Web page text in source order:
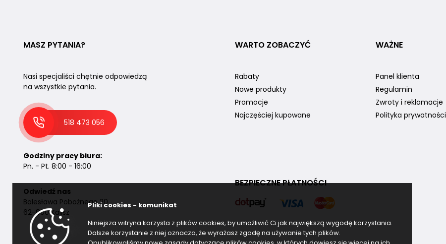
Pliki cookies - komunikat
Niniejsza witryna korzysta z plików cookies, by umożliwić Ci jak największą wygodę korzystania.
Dalsze korzystanie z niej oznacza, że wyrażasz zgodę na używanie tych plików.
MASZ PYTANIA?
Nasi specjaliści chętnie odpowiedzą
na wszystkie pytania.
518 473 056
Godziny pracy biura:
Pn. - Pt. 8:00 - 16:00
Odwiedź nas
Bolesława Pobożnego 20
62-800 Kalisz
WARTO ZOBACZYĆ
Rabaty
Nowe produkty
Promocje
Najczęściej kupowane
WAŻNE
Panel klienta
Regulamin
Zwroty i reklamacje
Polityka prywatności
BEZPIECZNE PŁATNOŚCI